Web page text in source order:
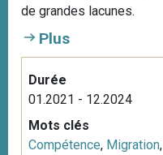
de grandes lacunes.
Plus
Durée
01.2021 - 12.2024
Mots clés
Compétence, Migration,